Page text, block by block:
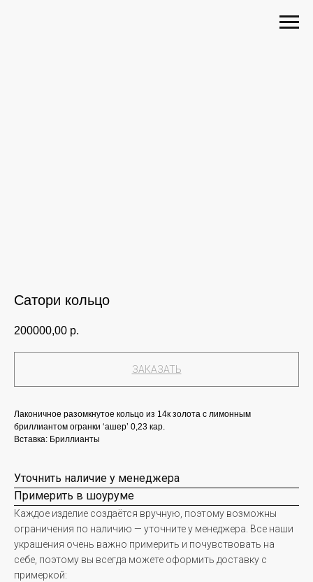
Сатори кольцо
200000,00 р.
ЗАКАЗАТЬ
Лаконичное разомкнутое кольцо из 14к золота с лимонным
бриллиантом огранки ‘ашер’ 0,23 кар.
Вставка: Бриллианты
Уточнить наличие у менеджера
Примерить в шоуруме
Каждое изделие создаётся вручную, поэтому возможны
ограничения по наличию — уточните у менеджера. Все наши
украшения очень важно примерить и почувствовать на
себе, поэтому вы всегда можете оформить доставку с
примеркой: